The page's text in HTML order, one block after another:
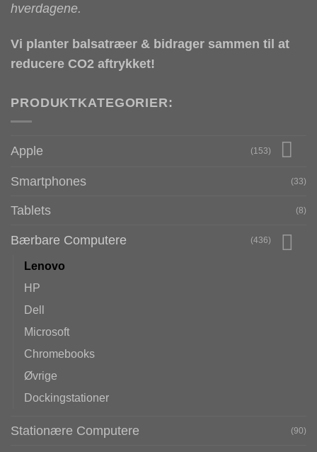
hverdagene.
Vi planter balsatræer & bidrager sammen til at
reducere CO2 aftrykket!
PRODUKTKATEGORIER:
Apple (153)
Smartphones (33)
Tablets (8)
Bærbare Computere (436)
Lenovo
HP
Dell
Microsoft
Chromebooks
Øvrige
Dockingstationer
Stationære Computere (90)